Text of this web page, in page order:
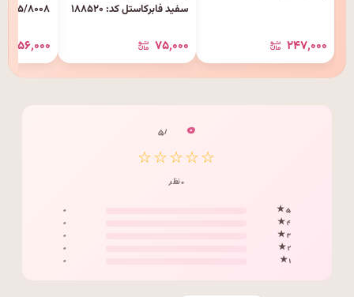
۲۴۷٬۰۰۰
سفید فابرکاستل کد: ۱۸۸۵۲۰
۷۵٬۰۰۰
۸۰۰۵/۸۰۰۸
۵۶٬۰۰۰
۰ / ۵
☆☆☆☆☆
۰ نظر
۵ ★
۰
۴ ★
۰
۳ ★
۰
۲ ★
۰
۱ ★
۰